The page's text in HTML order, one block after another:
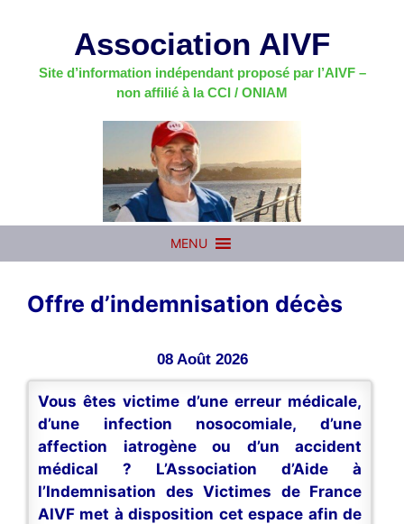
Association AIVF
Site d’information indépendant proposé par l’AIVF –
non affilié à la CCI / ONIAM
MENU
Offre d’indemnisation décès
08 Août 2026
Vous êtes victime d’une erreur médicale,
d’une infection nosocomiale, d’une
affection iatrogène ou d’un accident
médical ? L’Association d’Aide à
l’Indemnisation des Victimes de France
AIVF met à disposition cet espace afin de